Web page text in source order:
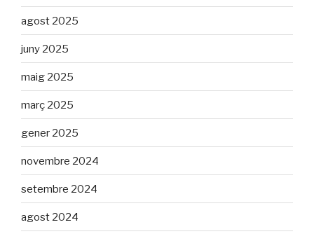
agost 2025
juny 2025
maig 2025
març 2025
gener 2025
novembre 2024
setembre 2024
agost 2024